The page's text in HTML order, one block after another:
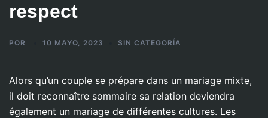
respect
POR 10 MAYO, 2023 SIN CATEGORÍA
Alors qu’un couple se prépare dans un mariage mixte,
il doit reconnaître sommaire sa relation deviendra
également un mariage de différentes cultures. Les